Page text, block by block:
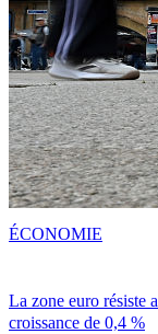
La zone euro résiste
croissance de 0,4 %
ÉCONOMIE